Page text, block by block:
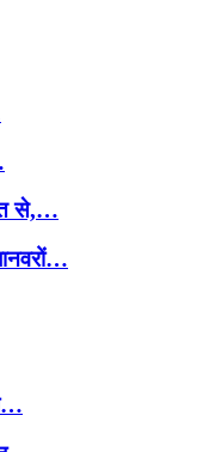
से,…